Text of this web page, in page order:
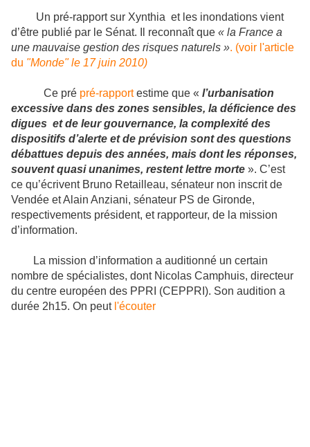
Un pré-rapport sur Xynthia et les inondations vient
d’être publié par le Sénat. Il reconnaît que « la France a
une mauvaise gestion des risques naturels ». (voir l'article
du "Monde" le 17 juin 2010)
Ce pré pré-rapportestime que «l’urbanisation
excessive dans des zones sensibles, la déficience des
digues et de leur gouvernance, la complexité des
dispositifs d’alerte et de prévision sont des questions
débattues depuis des années, mais dont les réponses,
souvent quasi unanimes, restent lettre morte ». C’est
ce qu’écrivent Bruno Retailleau, sénateur non inscrit de
Vendée et Alain Anziani, sénateur PS de Gironde,
respectivements président, et rapporteur, de la mission
d’information.
La mission d’information a auditionné un certain
nombre de spécialistes, dont Nicolas Camphuis, directeur
du centre européen des PPRI (CEPPRI). Son audition a
durée 2h15. On peut l'écouter